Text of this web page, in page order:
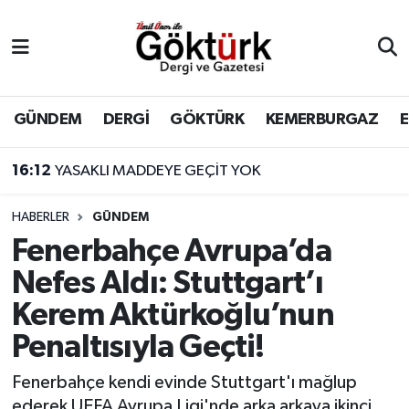
GÜNDEM DERGİ GÖKTÜRK KEMERBURGAZ
16:12 YASAKLI MADDEYE GEÇİT YOK
HABERLER GÜNDEM
Fenerbahçe Avrupa’da
Nefes Aldı: Stuttgart’ı
Kerem Aktürkoğlu’nun
Penaltısıyla Geçti!
Fenerbahçe kendi evinde Stuttgart'ı mağlup
BİLİM
DERGİ
DÜNYA
EĞİTİM
EKONOMİ
GÖKTÜRK
GÜNDEM
Eyüpsultan Hava Durumu
Eyüpsultan Trafik Yoğunluk Haritası
Süper Lig Puan Durumu ve Fikstür
Tüm Manşetler
Son Dakika Haberleri
Haber Arşivi